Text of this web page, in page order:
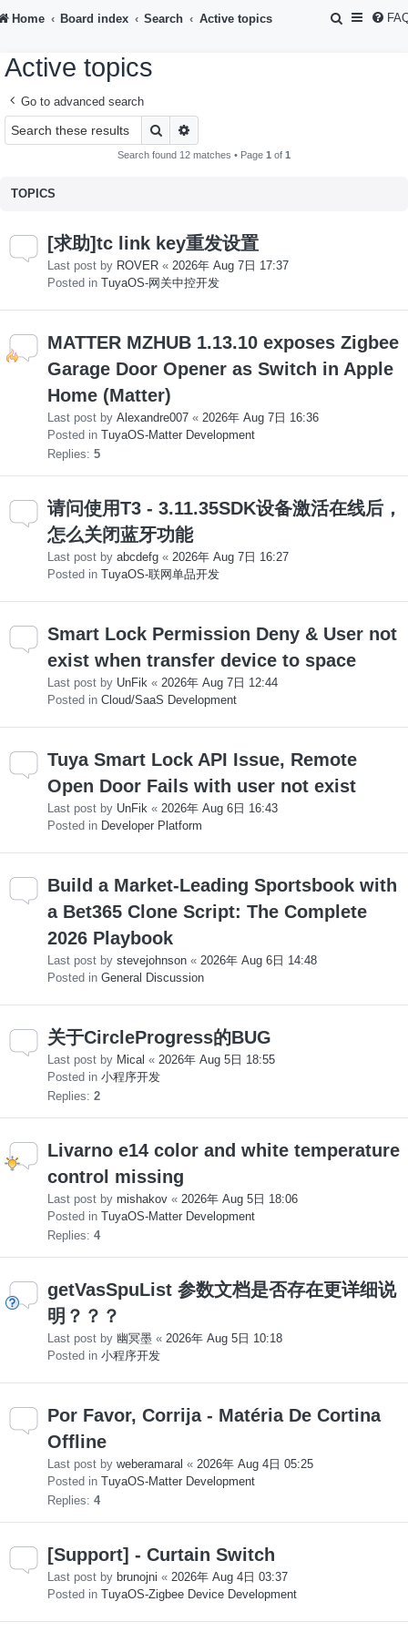
Home Board index Search Active topics
S
Active topics
Go to advanced search
Search
Search found 12 matches • Page 1 of 1
TOPICS
[求助]tc link key重发设置
Last post by ROVER « 2026年 Aug 7日 17:37
Posted in TuyaOS-网关中控开发
MATTER MZHUB 1.13.10 exposes Zigbee
Garage Door Opener as Switch in Apple
Home (Matter)
Last post by Alexandre007 « 2026年 Aug 7日 16:36
Posted in TuyaOS-Matter Development
Replies: 5
请问使用T3 - 3.11.35SDK设备激活在线后，
怎么关闭蓝牙功能
Last post by abcdefg « 2026年 Aug 7日 16:27
Posted in TuyaOS-联网单品开发
Smart Lock Permission Deny & User not
exist when transfer device to space
Last post by UnFik « 2026年 Aug 7日 12:44
Posted in Cloud/SaaS Development
Tuya Smart Lock API Issue, Remote
Open Door Fails with user not exist
Last post by UnFik « 2026年 Aug 6日 16:43
Posted in Developer Platform
Build a Market-Leading Sportsbook with
a Bet365 Clone Script: The Complete
2026 Playbook
Last post by stevejohnson « 2026年 Aug 6日 14:48
Posted in General Discussion
关于CircleProgress的BUG
Last post by Mical « 2026年 Aug 5日 18:55
Posted in 小程序开发
Replies: 2
Livarno e14 color and white temperature
control missing
Last post by mishakov « 2026年 Aug 5日 18:06
Posted in TuyaOS-Matter Development
Replies: 4
getVasSpuList 参数文档是否存在更详细说
明？？？
Last post by 幽冥墨 « 2026年 Aug 5日 10:18
Posted in 小程序开发
Por Favor, Corrija - Matéria De Cortina
Offline
Last post by weberamaral « 2026年 Aug 4日 05:25
Posted in TuyaOS-Matter Development
Replies: 4
[Support] - Curtain Switch
Last post by brunojni « 2026年 Aug 4日 03:37
Posted in TuyaOS-Zigbee Device Development